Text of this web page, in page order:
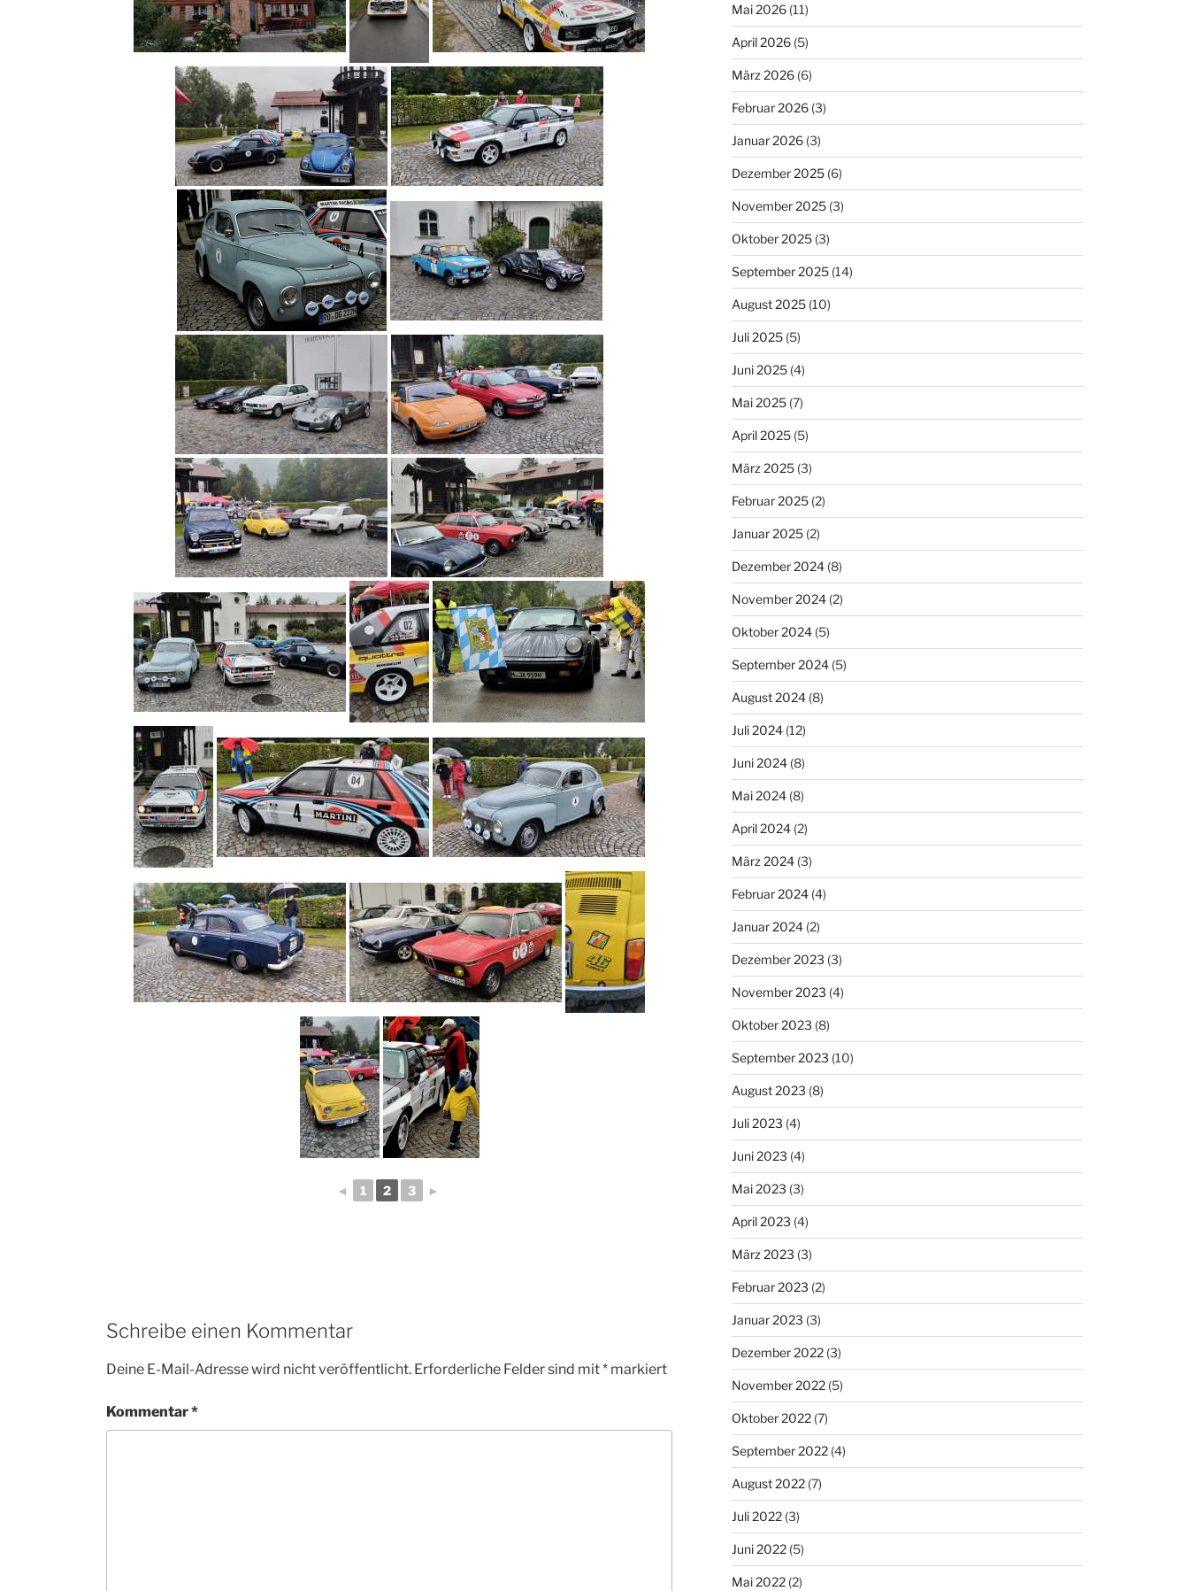
◄ 1 2 3 ►
Schreibe einen Kommentar
Deine E-Mail-Adresse wird nicht veröffentlicht. Erforderliche Felder sind mit* markiert
Kommentar*
Mai 2026(11)
April 2026(5)
März 2026(6)
Februar 2026(3)
Januar 2026(3)
Dezember 2025(6)
November 2025(3)
Oktober 2025(3)
September 2025(14)
August 2025(10)
Juli 2025(5)
Juni 2025(4)
Mai 2025(7)
April 2025(5)
März 2025(3)
Februar 2025(2)
Januar 2025(2)
Dezember 2024(8)
November 2024(2)
Oktober 2024(5)
September 2024(5)
August 2024(8)
Juli 2024(12)
Juni 2024(8)
Mai 2024(8)
April 2024(2)
März 2024(3)
Februar 2024(4)
Januar 2024(2)
Dezember 2023 (3)
November 2023 (4)
Oktober 2023 (8)
September 2023 (10)
August 2023 (8)
Juli 2023 (4)
Juni 2023 (4)
Mai 2023 (3)
April 2023 (4)
März 2023 (3)
Februar 2023 (2)
Januar 2023 (3)
Dezember 2022(3)
November 2022(5)
Oktober 2022(7)
September 2022(4)
August 2022(7)
Juli 2022(3)
Juni 2022(5)
Mai 2022(2)